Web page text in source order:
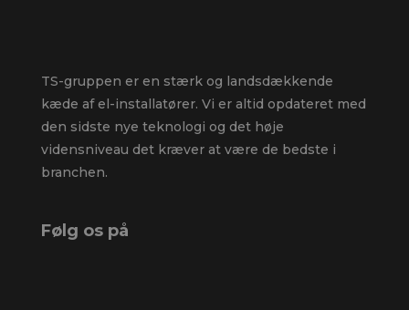
TS-gruppen er en stærk og landsdækkende
kæde af el-installatører. Vi er altid opdateret med
den sidste nye teknologi og det høje
vidensniveau det kræver at være de bedste i
branchen.
Følg os på